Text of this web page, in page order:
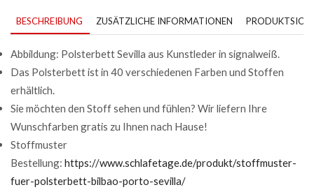
BESCHREIBUNG ZUSÄTZLICHE INFORMATIONEN
Abbildung: Polsterbett Sevilla aus Kunstleder in signalweiß.
Das Polsterbett ist in 40 verschiedenen Farben und Stoffen
erhältlich.
Sie möchten den Stoff sehen und fühlen? Wir liefern Ihre
Wunschfarben gratis zu Ihnen nach Hause!
Stoffmuster
Bestellung: https://www.schlafetage.de/produkt/stoffmuster-
fuer-polsterbett-bilbao-porto-sevilla/